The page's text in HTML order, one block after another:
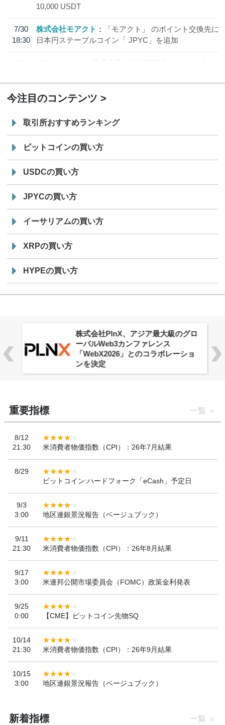
10,000 USDT
7/30
18:30
株式会社モアクト
「モアクト」 のポイント交換先に
日本円ステーブルコイン「 JPYC」を追加
7/29
SBI VCトレード株式会社
信託型円建てステーブル
今注目のコンテンツ
取引所おすすめランキング
ビットコインの買い方
USDCの買い方
JPYCの買い方
イーサリアムの買い方
XRPの買い方
HYPEの買い方
株式会社PlnX、アジア最大級のグロ
ーバルWeb3カンファレンス
「WebX2026」とのコラボレーショ
ンを決定
重要指標 一覧
8/12
21:30
米消費者物価指数（CPI）：26年7月結果
8/29
ビットコイン:ハードフォーク「eCash」予定日
9/3
3:00
地区連銀景況報告（ベージュブック）
9/11
21:30
米消費者物価指数（CPI）：26年8月結果
9/17
3:00
米連邦公開市場委員会（FOMC）政策金利発表
9/25
0:00
【CME】ビットコイン先物SQ
10/14
21:30
米消費者物価指数（CPI）：26年9月結果
10/15
3:00
地区連銀景況報告（ベージュブック）
新着指標 一覧